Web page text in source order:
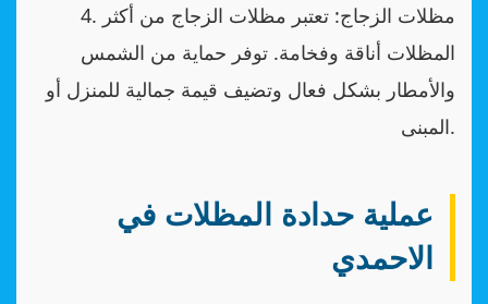
4. مظلات الزجاج: تعتبر مظلات الزجاج من أكثر
المظلات أناقة وفخامة. توفر حماية من الشمس
والأمطار بشكل فعال وتضيف قيمة جمالية للمنزل أو
المبنى.
عملية حدادة المظلات في
الاحمدي